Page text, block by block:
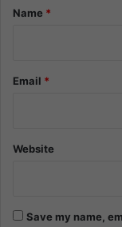
*Name *
Email *
Website
Save my name,